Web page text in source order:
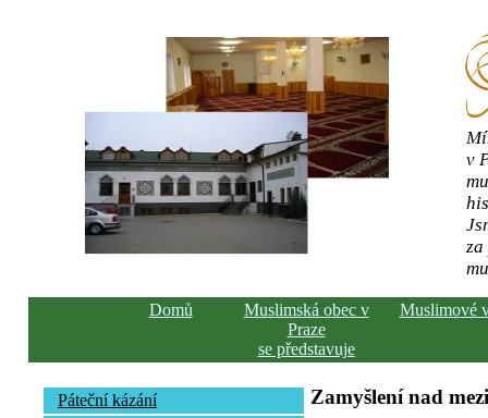
v
Domů
Muslimská obec v
Praze
se představuje
Muslimové
Páteční kázání
Zamyšlení nad